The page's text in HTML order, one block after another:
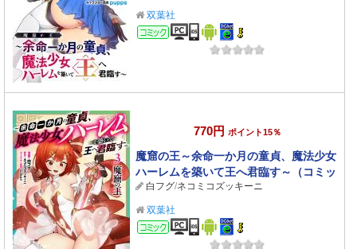
双葉社
コミック
770円 ポイント15％
魔窟の王～余命一か月の童貞、魔法少女
ハーレムを築いて王へ君臨す～（コミッ
ク） ： 3 【電子コミック限定特典付き】
白フグ/ネコミコズッキーニ
双葉社
コミック